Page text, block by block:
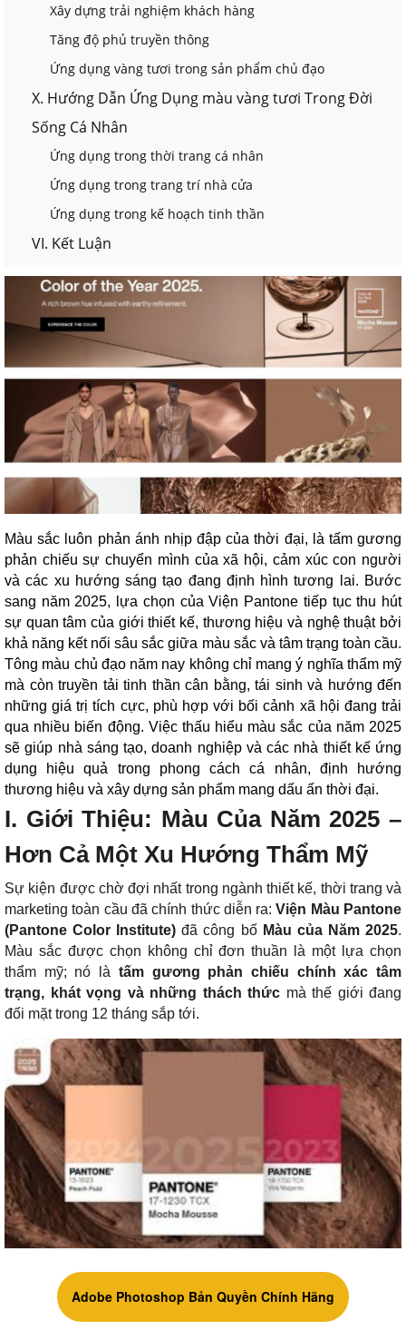
Xây dựng trải nghiệm khách hàng
Tăng độ phủ truyền thông
Ứng dụng vàng tươi trong sản phẩm chủ đạo
X. Hướng Dẫn Ứng Dụng màu vàng tươi Trong Đời
Sống Cá Nhân
Ứng dụng trong thời trang cá nhân
Ứng dụng trong trang trí nhà cửa
Ứng dụng trong kế hoạch tinh thần
VI. Kết Luận
Màu sắc luôn phản ánh nhịp đập của thời đại, là tấm gương
phản chiếu sự chuyển mình của xã hội, cảm xúc con người
và các xu hướng sáng tạo đang định hình tương lai. Bước
sang năm 2025, lựa chọn của Viện Pantone tiếp tục thu hút
sự quan tâm của giới thiết kế, thương hiệu và nghệ thuật bởi
khả năng kết nối sâu sắc giữa màu sắc và tâm trạng toàn cầu.
Tông màu chủ đạo năm nay không chỉ mang ý nghĩa thẩm mỹ
mà còn truyền tải tinh thần cân bằng, tái sinh và hướng đến
những giá trị tích cực, phù hợp với bối cảnh xã hội đang trải
qua nhiều biến động. Việc thấu hiểu màu sắc của năm 2025
sẽ giúp nhà sáng tạo, doanh nghiệp và các nhà thiết kế ứng
dụng hiệu quả trong phong cách cá nhân, định hướng
thương hiệu và xây dựng sản phẩm mang dấu ấn thời đại.
I. Giới Thiệu: Màu Của Năm 2025 –
Hơn Cả Một Xu Hướng Thẩm Mỹ
Sự kiện được chờ đợi nhất trong ngành thiết kế, thời trang và
marketing toàn cầu đã chính thức diễn ra:Viện Màu Pantone
(Pantone Color Institute) đã công bố Màu của Năm 2025.
Màu sắc được chọn không chỉ đơn thuần là một lựa chọn
thẩm mỹ; nó là tấm gương phản chiếu chính xác tâm
trạng, khát vọng và những thách thức mà thế giới đang
đối mặt trong 12 tháng sắp tới.
Adobe Photoshop Bản Quyền Chính Hãng